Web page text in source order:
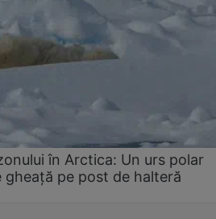
în Arctica: Un urs polar
pe post de halteră